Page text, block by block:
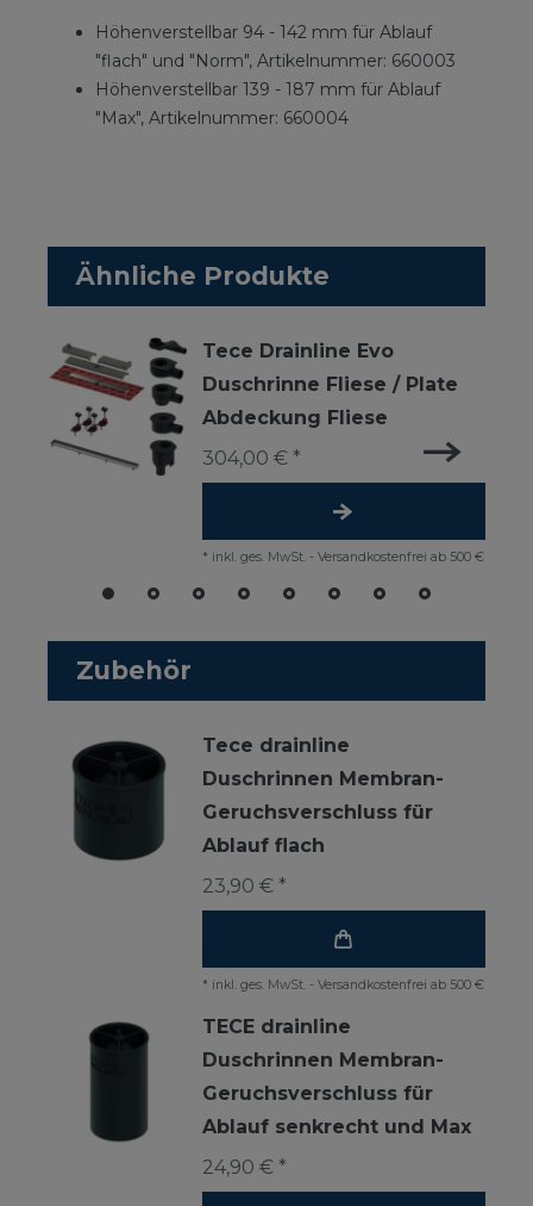
Höhenverstellbar 94 - 142 mm für Ablauf
"flach" und "Norm", Artikelnummer: 660003
Höhenverstellbar 139 - 187 mm für Ablauf
"Max", Artikelnummer: 660004
Ähnliche Produkte
Tece Drainline Evo
Duschrinne Fliese / Plate
Abdeckung Fliese
304,00 € *
* inkl. ges. MwSt. - Versandkostenfrei ab 500 €
Zubehör
Tece drainline
Duschrinnen Membran-
Geruchsverschluss für
Ablauf flach
23,90 € *
* inkl. ges. MwSt. - Versandkostenfrei ab 500 €
TECE drainline
Duschrinnen Membran-
Geruchsverschluss für
Ablauf senkrecht und Max
24,90 € *